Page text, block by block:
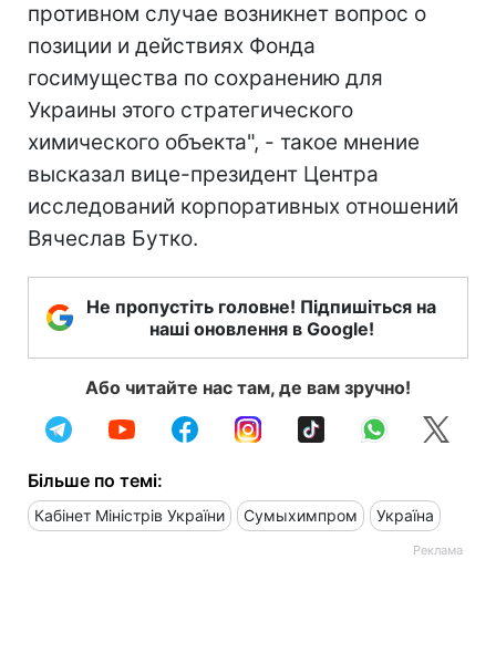
противном случае возникнет вопрос о
позиции и действиях Фонда
госимущества по сохранению для
Украины этого стратегического
химического объекта", - такое мнение
высказал вице-президент Центра
исследований корпоративных отношений
Вячеслав Бутко.
Не пропустіть головне! Підпишіться на
наші оновлення в Google!
Або читайте нас там, де вам зручно!
Більше по темі:
Кабінет Міністрів України Сумыхимпром Україна